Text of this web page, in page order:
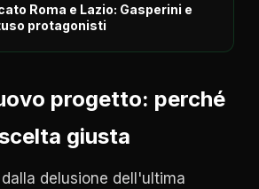
Roma e Lazio: Gasperini e
protagonisti
progetto: perché
giusta
dalla delusione dell'ultima